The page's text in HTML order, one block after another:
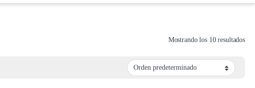
Mostrando los 10 resultados